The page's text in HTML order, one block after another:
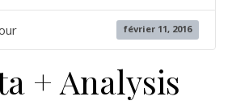
février 11, 2016
+ Analysis